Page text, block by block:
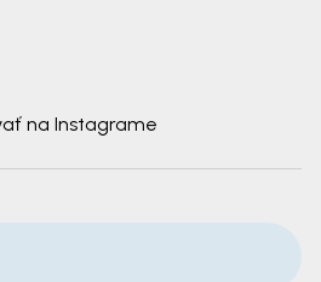
na Instagrame